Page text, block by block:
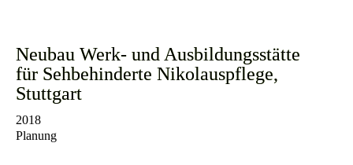
Neubau Werk- und Ausbildungsstätte
für Sehbehinderte Nikolauspflege,
Stuttgart
2018
Planung